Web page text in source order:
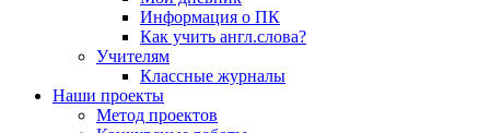
Информация о ПК
Как учить англ.слова?
Учителям
Классные журналы
Наши проекты
Метод проектов